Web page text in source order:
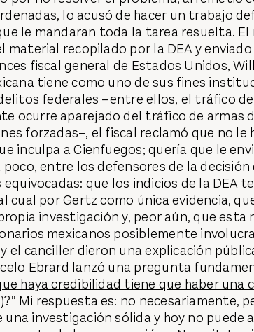
lo acusó de hacer un trabajo
le mandaran toda la tarea resuelta. El
material recopilado por la DEA y
fiscal general de Estados Unidos,
tiene como uno de sus fines
federales –entre ellos, el tráfico
ocurre aparejado del tráfico de armas
forzadas–, el fiscal reclamó que no le
inculpa a Cienfuegos; quería que le
entre los defensores de la decisión
equivocadas: que los indicios de la DEA
cual por Gertz como única evidencia,
investigación y, peor aún, que esta
mexicanos posiblemente
el canciller dieron una explicación
Ebrard lanzó una pregunta
haya credibilidad tiene que haber una
Mi respuesta es: no necesariamente,
una investigación sólida y hoy no puede